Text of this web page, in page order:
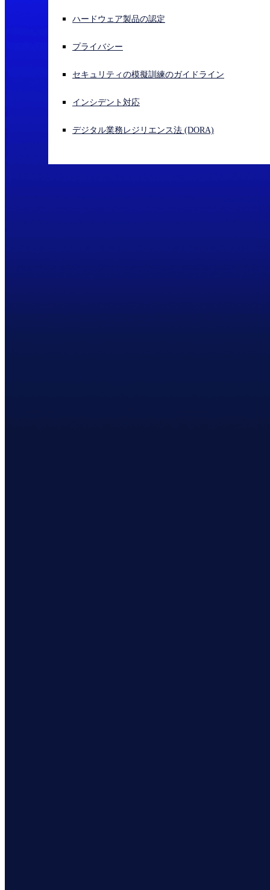
サイバー攻撃を受けている場合、連絡先はこちら
ハードウェア製品の認定
プライバシー
セキュリティの模擬訓練のガイドライン
インシデント対応
デジタル業務レジリエンス法 (DORA)